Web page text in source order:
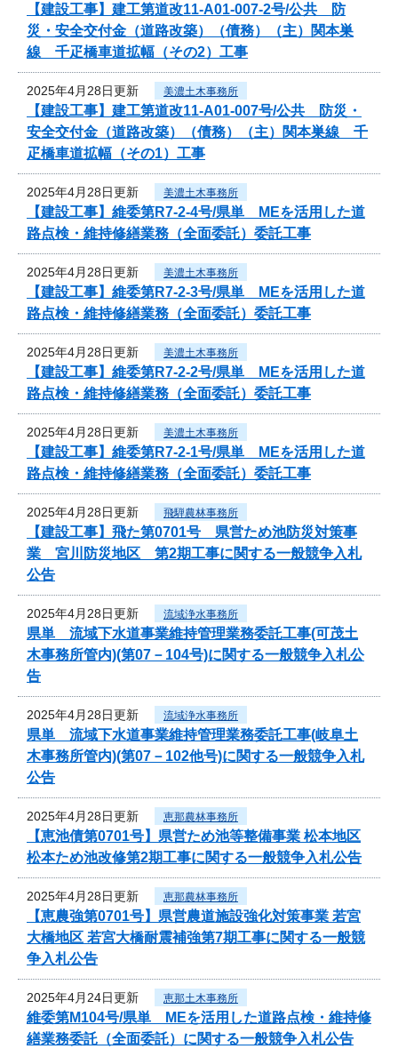
【建設工事】建工第道改11-A01-007-2号/公共 防
災・安全交付金（道路改築）（債務）（主）関本巣
線 千疋橋車道拡幅（その2）工事
2025年4月28日更新 美濃土木事務所
【建設工事】建工第道改11-A01-007号/公共 防災・
安全交付金（道路改築）（債務）（主）関本巣線 千
疋橋車道拡幅（その1）工事
2025年4月28日更新 美濃土木事務所
【建設工事】維委第R7-2-4号/県単 MEを活用した道
路点検・維持修繕業務（全面委託）委託工事
2025年4月28日更新 美濃土木事務所
【建設工事】維委第R7-2-3号/県単 MEを活用した道
路点検・維持修繕業務（全面委託）委託工事
2025年4月28日更新 美濃土木事務所
【建設工事】維委第R7-2-2号/県単 MEを活用した道
路点検・維持修繕業務（全面委託）委託工事
2025年4月28日更新 美濃土木事務所
【建設工事】維委第R7-2-1号/県単 MEを活用した道
路点検・維持修繕業務（全面委託）委託工事
2025年4月28日更新 飛騨農林事務所
【建設工事】飛た第0701号 県営ため池防災対策事
業 宮川防災地区 第2期工事に関する一般競争入札
公告
2025年4月28日更新 流域浄水事務所
県単 流域下水道事業維持管理業務委託工事(可茂土
木事務所管内)(第07－104号)に関する一般競争入札公
告
2025年4月28日更新 流域浄水事務所
県単 流域下水道事業維持管理業務委託工事(岐阜土
木事務所管内)(第07－102他号)に関する一般競争入札
公告
2025年4月28日更新 恵那農林事務所
【恵池債第0701号】県営ため池等整備事業 松本地区
松本ため池改修第2期工事に関する一般競争入札公告
2025年4月28日更新 恵那農林事務所
【恵農強第0701号】県営農道施設強化対策事業 若宮
大橋地区 若宮大橋耐震補強第7期工事に関する一般競
争入札公告
2025年4月24日更新 恵那土木事務所
維委第M104号/県単 MEを活用した道路点検・維持修
繕業務委託（全面委託）に関する一般競争入札公告